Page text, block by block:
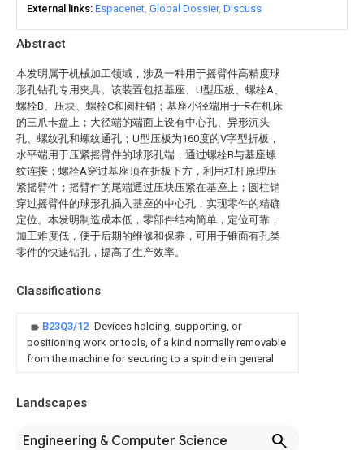
Abstract
本发明属于机械加工领域，涉及一种用于摇臂件高精度球
形孔钻孔专用夹具。该装置包括基座、U型压板、螺栓A、
螺栓B、压块、螺栓C和圆柱销；基座小径端用于卡在机床
的三爪卡盘上；大径端的端面上设有中心孔、异形沉头
孔、螺纹孔和螺纹通孔；U型压板为160度的V字型折板，
水平端用于压紧摇臂件的球形孔端，通过螺栓B与基座螺
纹连接；螺栓A穿过基座顶在折板下方，利用杠杆原理压
紧摇臂件；摇臂件的尾端通过压块压紧在基座上；圆柱销
穿过摇臂件的球形孔插入基座的中心孔，实现零件的精确
定位。本发明制造成本低，零部件结构简单，定位可靠，
加工难度低，便于后期的维修和保养，可用于锥面有孔类
零件的快速钻孔，提高了生产效率。
Classifications
B23Q3/12 Devices holding, supporting, or
positioning work or tools, of a kind normally removable
from the machine for securing to a spindle in general
Landscapes
Engineering & Computer Science
External links Espacenet Global Dossier Discuss